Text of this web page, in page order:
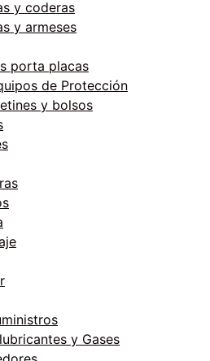
y coderas
y armeses
porta placas
de Protección
y bolsos
y Gases